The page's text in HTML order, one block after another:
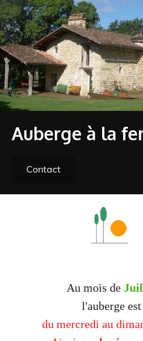
Auberge à la
Contact
Au mois de
l'auberge
du mercredi au